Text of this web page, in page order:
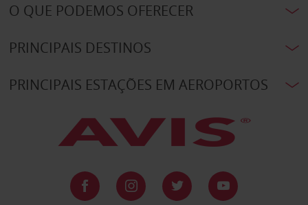
O QUE PODEMOS OFERECER
PRINCIPAIS DESTINOS
PRINCIPAIS ESTAÇÕES EM AEROPORTOS